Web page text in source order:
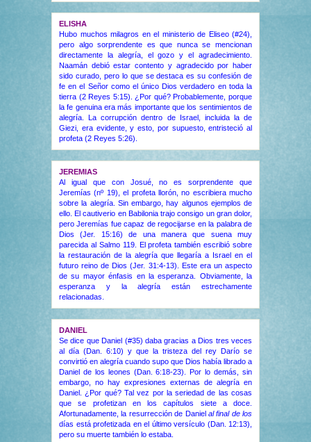
ELISHA
Hubo muchos milagros en el ministerio de Eliseo (#24),
pero algo sorprendente es que nunca se mencionan
directamente la alegría, el gozo y el agradecimiento.
Naamán debió estar contento y agradecido por haber
sido curado, pero lo que se destaca es su confesión de
fe en el Señor como el único Dios verdadero en toda la
tierra (2 Reyes 5:15). ¿Por qué? Probablemente, porque
la fe genuina era más importante que los sentimientos de
alegría. La corrupción dentro de Israel, incluida la de
Giezi, era evidente, y esto, por supuesto, entristeció al
profeta (2 Reyes 5:26).
JEREMIAS
Al igual que con Josué, no es sorprendente que
Jeremías (nº 19), el profeta llorón, no escribiera mucho
sobre la alegría. Sin embargo, hay algunos ejemplos de
ello. El cautiverio en Babilonia trajo consigo un gran dolor,
pero Jeremías fue capaz de regocijarse en la palabra de
Dios (Jer. 15:16) de una manera que suena muy
parecida al Salmo 119. El profeta también escribió sobre
la restauración de la alegría que llegaría a Israel en el
futuro reino de Dios (Jer. 31:4-13). Este era un aspecto
de su mayor énfasis en la esperanza. Obviamente, la
esperanza y la alegría están estrechamente
relacionadas.
DANIEL
Se dice que Daniel (#35) daba gracias a Dios tres veces
al día (Dan. 6:10) y que la tristeza del rey Darío se
convirtió en alegría cuando supo que Dios había librado a
Daniel de los leones (Dan. 6:18-23). Por lo demás, sin
embargo, no hay expresiones externas de alegría en
Daniel. ¿Por qué? Tal vez por la seriedad de las cosas
que se profetizan en los capítulos siete a doce.
Afortunadamente, la resurrección de Daniel al final de los
días está profetizada en el último versículo (Dan. 12:13),
pero su muerte también lo estaba.